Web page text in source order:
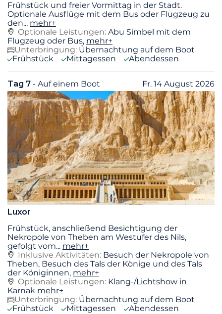
Frühstück und freier Vormittag in der Stadt.
Optionale Ausflüge mit dem Bus oder Flugzeug zu
den... mehr+
Optionale Leistungen: Abu Simbel mit dem
Flugzeug oder Bus, mehr+
Unterbringung: Übernachtung auf dem Boot
Frühstück
Mittagessen Abendessen
Tag 7 - Auf einem Boot Fr. 14 August 2026
Luxor
Frühstück, anschließend Besichtigung der
Nekropole von Theben am Westufer des Nils,
gefolgt vom... mehr+
Inklusive Aktivitäten: Besuch der Nekropole von
Theben, Besuch des Tals der Könige und des Tals
der Königinnen, mehr+
Optionale Leistungen: Klang-/Lichtshow in
Karnak mehr+
Unterbringung: Übernachtung auf dem Boot
Frühstück
Mittagessen Abendessen